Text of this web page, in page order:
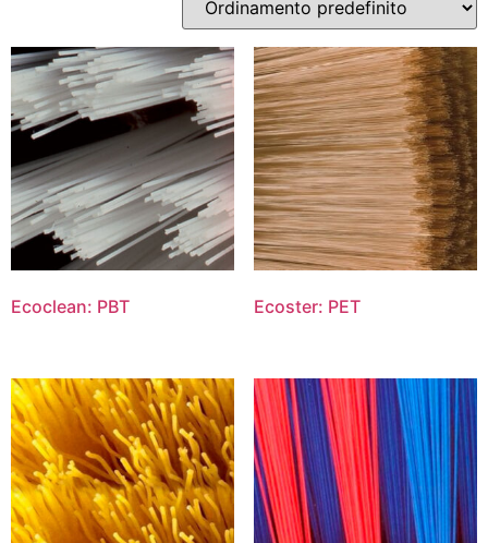
Ecoclean: PBT Ecoster: PET